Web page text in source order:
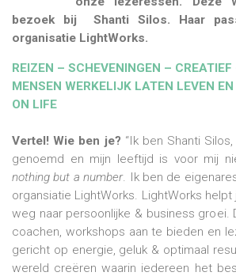
bezoek bij Shanti Silos. Haar
organisatie LightWorks.
REIZEN – SCHEVENINGEN – CREATIEF
MENSEN WERKELIJK LATEN LEVEN
ON LIFE
Vertel! Wie ben je? “Ik ben Shanti
genoemd en mijn leeftijd is voor mij
nothing but a number. Ik ben de
organsiatie LightWorks. LightWorks
weg naar persoonlijke & business groei.
coachen, workshops aan te bieden en
gericht op energie, geluk & optimaal
wereld creëren waarin iedereen het